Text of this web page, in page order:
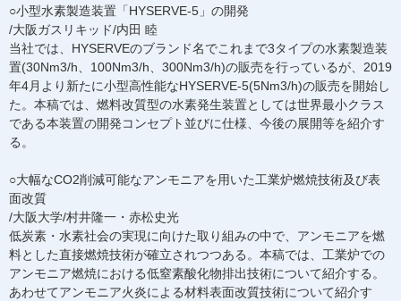
○小型水素製造装置「HYSERVE-5」の開発
/大阪ガスリキッド/内田 睦
当社では、HYSERVEのブランド名でこれまで3タイプの水素製造装
置(30Nm3/h、100Nm3/h、300Nm3/h)の販売を行っているが、2019
年4月より新たに小型高性能なHYSERVE-5(5Nm3/h)の販売を開始し
た。本稿では、燃料改質型の水素発生装置としては世界最小クラス
である本装置の開発コンセプト並びに仕様、今後の展開等を紹介す
る。
○大幅なCO2削減可能なアンモニアを用いた工業炉燃焼技術及び表
面改質
/大阪大学/村井隆一・赤松史光
低炭素・水素社会の実現に向けた取り組みの中で、アンモニアを燃
料とした直接燃焼技術が確立されつつある。本稿では、工業炉での
アンモニア燃焼における低窒素酸化物排出技術について紹介する。
あわせてアンモニア火炎による材料表面改質技術について紹介す